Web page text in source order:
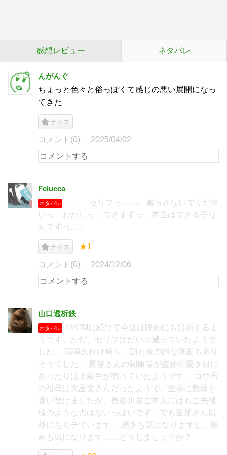
感想レビュー ネタバレ
んがんぐ
ちょっと色々と俗っぽくて感じの悪い展開になっ
てきた
ナイス
コメント(0) 2025/04/02
Felucca
ネタバレ
――「セリフっ……。減らさないでくださ
いっ、わたしっ、できますっ、本当はできる子な
んですっ…」
ナイス ★1
コメント(0) 2024/12/06
山口透析鉄
ネタバレ
TVCMに続けて今度は映画にも出演するよ
うです。ただ、セリフはだいぶ減っていたようで
した。 喧嘩火付け祭り、割と暴力的な側面もあり
そうでした。 夏芽さんの制服等が盗難の憂き目に
あったりは上級生が売っていたようです。 コウ君
の祖母は大巫女さんだったようで、生前に数珠を
貰い受けましたが、長谷川君ご本人にはもご先祖
様のような力はないっぽいです。でも夏芽さん以
外にもモテています。 続きも気になりますし、映
画も気になります……どうしましょうか？